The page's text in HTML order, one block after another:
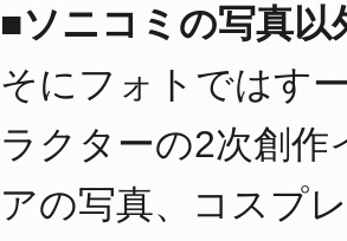
■ソニコミの写真以
そにフォトではす
ラクターの2次創
アの写真、コスプ